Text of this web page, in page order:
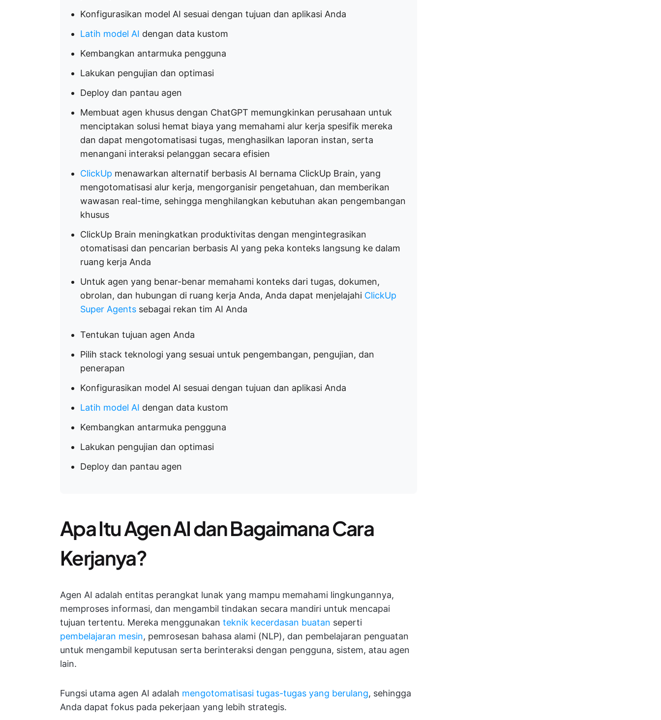
Konfigurasikan model AI sesuai dengan tujuan dan aplikasi Anda
Latih model AI dengan data kustom
Kembangkan antarmuka pengguna
Lakukan pengujian dan optimasi
Deploy dan pantau agen
Membuat agen khusus dengan ChatGPT memungkinkan perusahaan untuk
menciptakan solusi hemat biaya yang memahami alur kerja spesifik mereka
dan dapat mengotomatisasi tugas, menghasilkan laporan instan, serta
menangani interaksi pelanggan secara efisien
ClickUp menawarkan alternatif berbasis AI bernama ClickUp Brain, yang
mengotomatisasi alur kerja, mengorganisir pengetahuan, dan memberikan
wawasan real-time, sehingga menghilangkan kebutuhan akan pengembangan
khusus
ClickUp Brain meningkatkan produktivitas dengan mengintegrasikan
otomatisasi dan pencarian berbasis AI yang peka konteks langsung ke dalam
ruang kerja Anda
Untuk agen yang benar-benar memahami konteks dari tugas, dokumen,
obrolan, dan hubungan di ruang kerja Anda, Anda dapat menjelajahi ClickUp
Super Agents sebagai rekan tim AI Anda
Tentukan tujuan agen Anda
Pilih stack teknologi yang sesuai untuk pengembangan, pengujian, dan
penerapan
Konfigurasikan model AI sesuai dengan tujuan dan aplikasi Anda
Latih model AI dengan data kustom
Kembangkan antarmuka pengguna
Lakukan pengujian dan optimasi
Deploy dan pantau agen
Apa Itu Agen AI dan Bagaimana Cara
Kerjanya?
Agen AI adalah entitas perangkat lunak yang mampu memahami lingkungannya,
memproses informasi, dan mengambil tindakan secara mandiri untuk mencapai
tujuan tertentu. Mereka menggunakan teknik kecerdasan buatan seperti
pembelajaran mesin, pemrosesan bahasa alami (NLP), dan pembelajaran penguatan
untuk mengambil keputusan serta berinteraksi dengan pengguna, sistem, atau agen
lain.
Fungsi utama agen AI adalah mengotomatisasi tugas-tugas yang berulang, sehingga
Anda dapat fokus pada pekerjaan yang lebih strategis.